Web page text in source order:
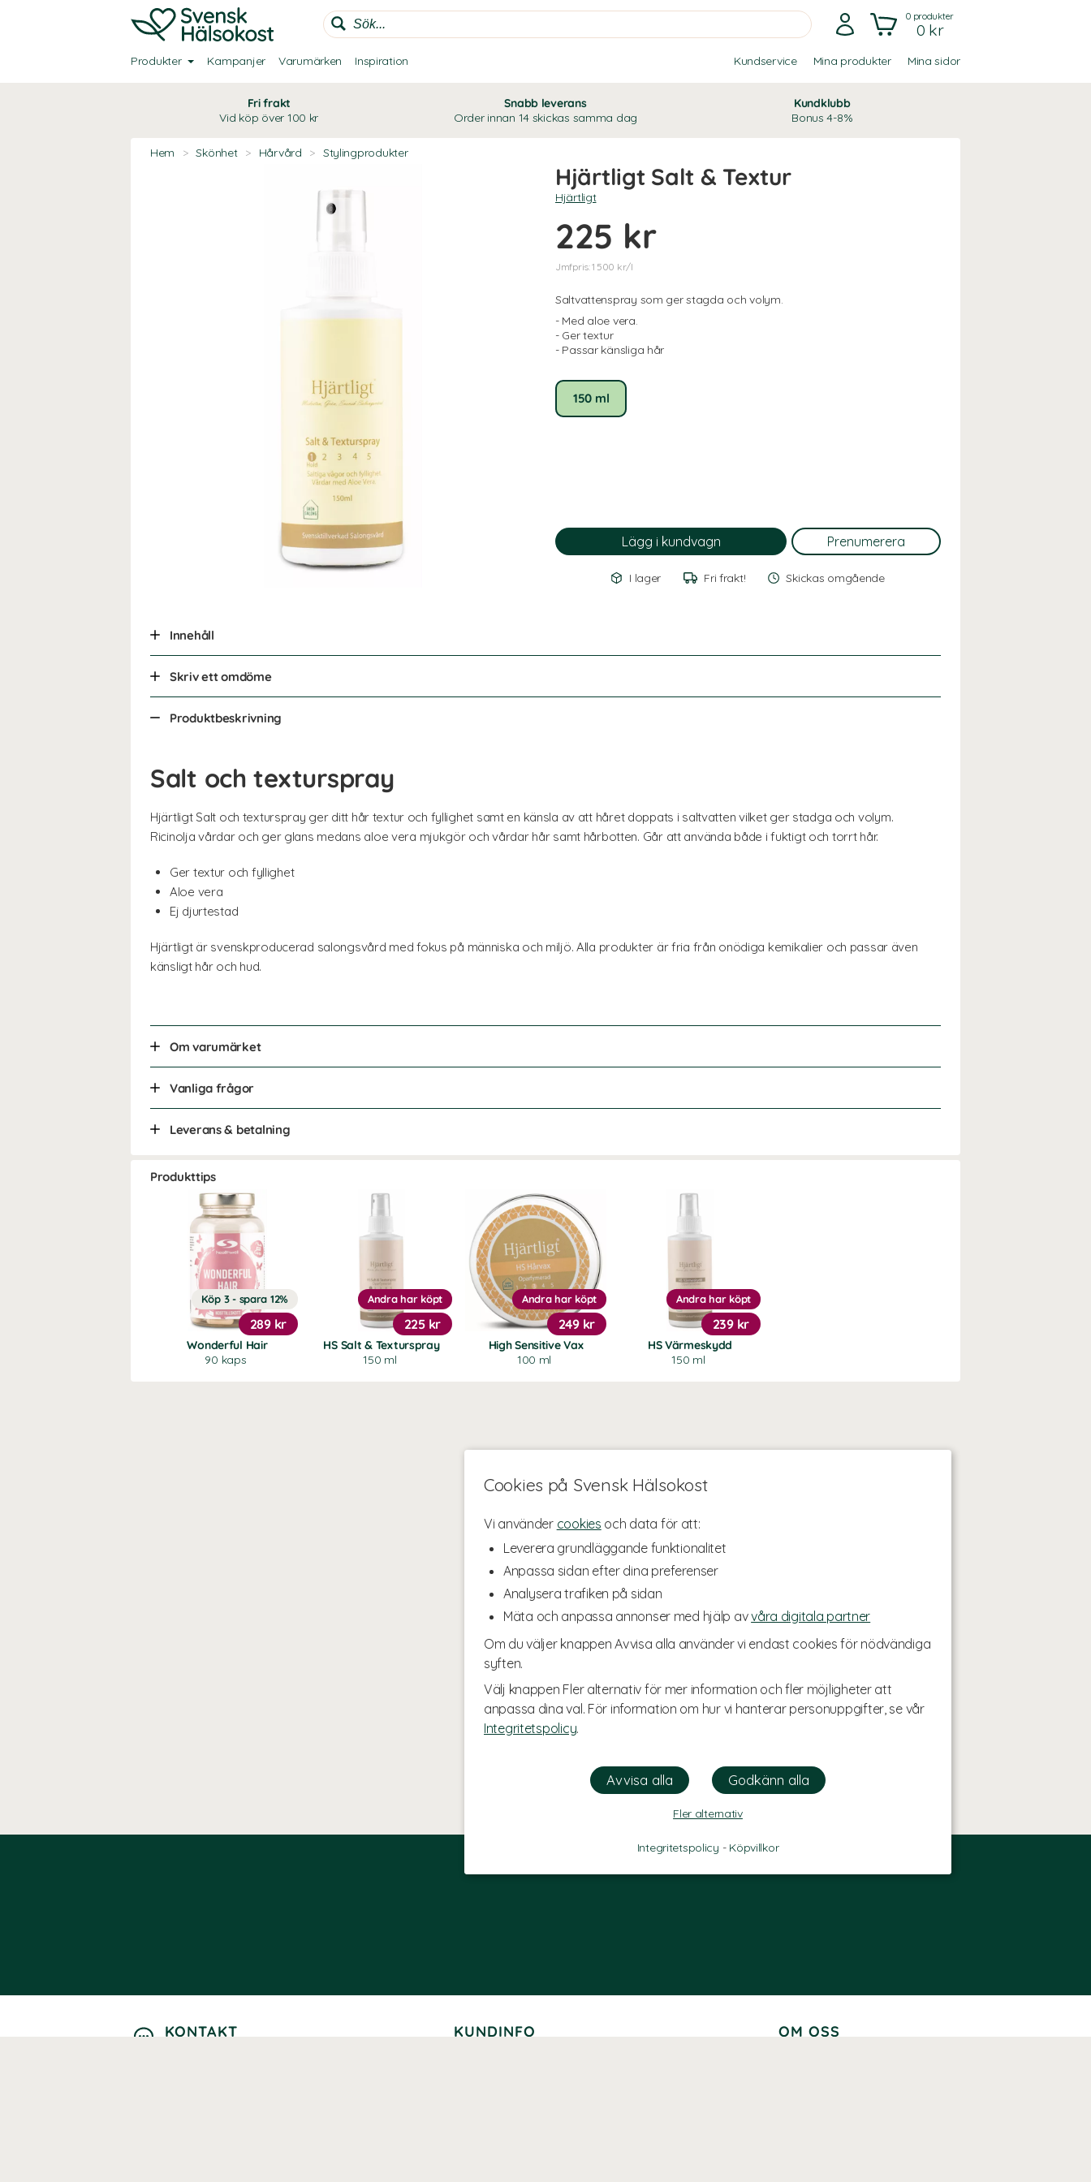
Cookies på Svensk Hälsokost
Vi använder cookies och data för att:
Leverera grundläggande funktionalitet
Anpassa sidan efter dina preferenser
Analysera trafiken på sidan
Mäta och anpassa annonser med hjälp avvåra digitala partner
Om du väljer knappen Avvisa alla använder vi endast cookies för nödvändiga
syften.
Välj knappen Fler alternativ för mer information och fler möjligheter att
anpassa dina val. För information om hur vi hanterar personuppgifter, se vår
Integritetspolicy.
Fler alternativ
Integritetspolicy - Köpvillkor
0produkter
0 kr
Produkter Kampanjer Varumärken Inspiration Kundservice Mina produkter Mina sidor
Fri frakt
Vid köp över 100 kr
Snabb leverans
Order innan 14 skickas samma dag
Kundklubb
Bonus 4-8%
Hem > Skönhet > Hårvård > Stylingprodukter
Hjärtligt Salt & Textur
Hjärtligt
225 kr
Jmfpris: 1 500 kr/l
Saltvattenspray som ger stagda och volym.
- Med aloe vera.
- Ger textur
- Passar känsliga hår
150 ml
I lager Fri frakt! Skickas omgående
Innehåll
Skriv ett omdöme
Produktbeskrivning
Salt och texturspray
Hjärtligt Salt och texturspray ger ditt hår textur och fyllighet samt en känsla av att håret doppats i saltvatten vilket ger stadga och volym.
Ricinolja vårdar och ger glans medans aloe vera mjukgör och vårdar hår samt hårbotten. Går att använda både i fuktigt och torrt hår.
Ger textur och fyllighet
Aloe vera
Ej djurtestad
Hjärtligt är svenskproducerad salongsvård med fokus på människa och miljö. Alla produkter är fria från onödiga kemikalier och passar även
känsligt hår och hud.
Om varumärket
Vanliga frågor
Leverans & betalning
Produkttips
Wonderful Hair
90 kaps
Köp 3 - spara 12%
289 kr
HS Salt & Texturspray
150 ml
Andra har köpt
225 kr
High Sensitive Vax
100 ml
Andra har köpt
249 kr
HS Värmeskydd
150 ml
Andra har köpt
239 kr
KONTAKT KUNDINFO OM OSS